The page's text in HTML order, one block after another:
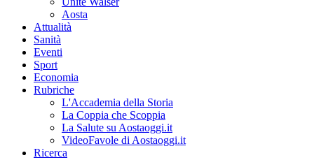
Aosta
Attualità
Sanità
Eventi
Sport
Economia
Rubriche
L'Accademia della Storia
La Coppia che Scoppia
La Salute su Aostaoggi.it
VideoFavole di Aostaoggi.it
Ricerca